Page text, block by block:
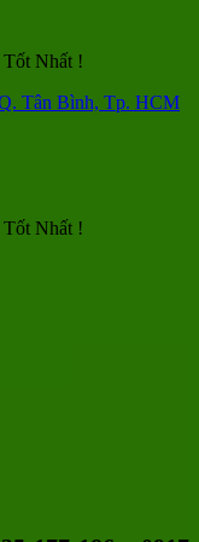
Nhất !
Tân Bình, Tp. HCM
Nhất !